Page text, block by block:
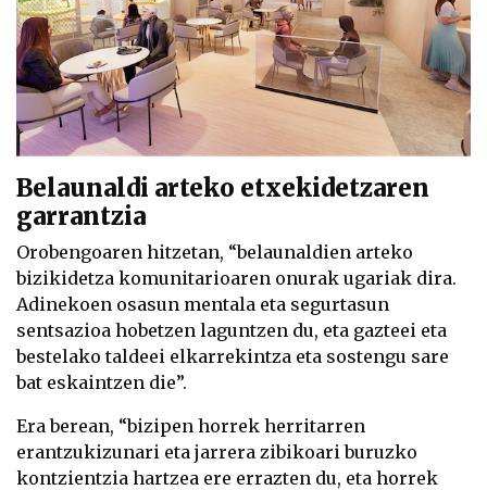
Belaunaldi arteko etxekidetzaren
garrantzia
Orobengoaren hitzetan, “belaunaldien arteko
bizikidetza komunitarioaren onurak ugariak dira.
Adinekoen osasun mentala eta segurtasun
sentsazioa hobetzen laguntzen du, eta gazteei eta
bestelako taldeei elkarrekintza eta sostengu sare
bat eskaintzen die”.
Era berean, “bizipen horrek herritarren
erantzukizunari eta jarrera zibikoari buruzko
kontzientzia hartzea ere errazten du, eta horrek